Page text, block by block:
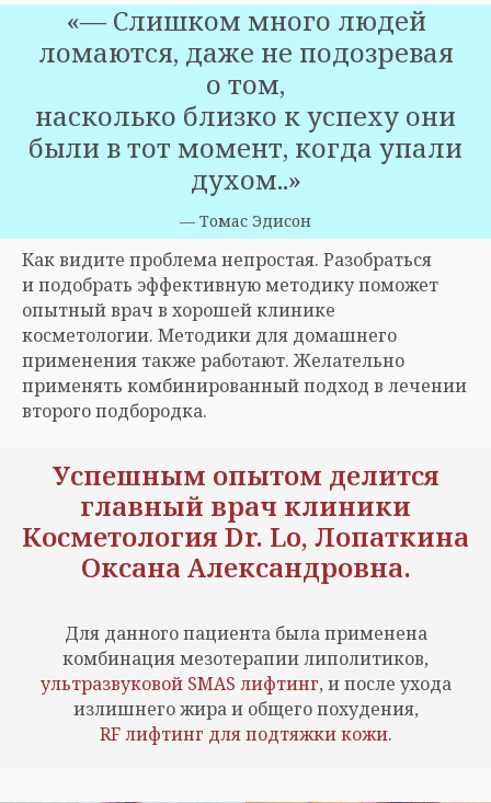
«― Слишком много людей
ломаются, даже не подозревая
о том,
насколько близко к успеху они
были в тот момент, когда упали
духом..»
— Томас Эдисон
Как видите проблема непростая. Разобраться
и подобрать эффективную методику поможет
опытный врач в хорошей клинике
косметологии. Методики для домашнего
применения также работают. Желательно
применять комбинированный подход в лечении
второго подбородка.
Успешным опытом делится
главный врач клиники
Косметология Dr. Lo, Лопаткина
Оксана Александровна.
Для данного пациента была применена
комбинация мезотерапии липолитиков,
ультразвуковой SMAS лифтинг, и после ухода
излишнего жира и общего похудения,
RF лифтинг для подтяжки кожи.